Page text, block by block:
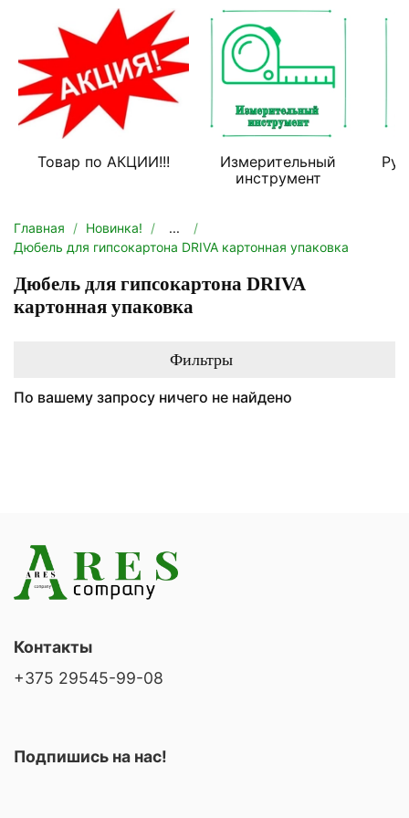
Товар по АКЦИИ!!!
Измерительный
инструмент
Главная Новинка!
...
Дюбель для гипсокартона DRIVA картонная упаковка
Дюбель для гипсокартона DRIVA
картонная упаковка
Фильтры
По вашему запросу ничего не найдено
Контакты
+375 29545-99-08
Подпишись на нас!